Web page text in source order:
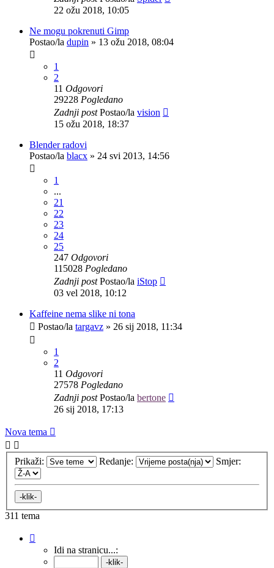
22 ožu 2018, 10:05
Ne mogu pokrenuti Gimp
Postao/la dupin » 13 ožu 2018, 08:04
1
2
11 Odgovori
29228 Pogledano
Zadnji postPostao/la vision
15 ožu 2018, 18:37
Blender radovi
Postao/la blacx » 24 svi 2013, 14:56
1
...
21
22
23
24
25
247 Odgovori
115028 Pogledano
Zadnji postPostao/la iStop
03 vel 2018, 10:12
Kaffeine nema slike ni tona
Postao/la targavz » 26 sij 2018, 11:34
1
2
11 Odgovori
27578 Pogledano
Zadnji postPostao/la bertone
26 sij 2018, 17:13
Nova tema
Prikaži: Redanje: Smjer:
311 tema
13 .Idi na stranicu...: